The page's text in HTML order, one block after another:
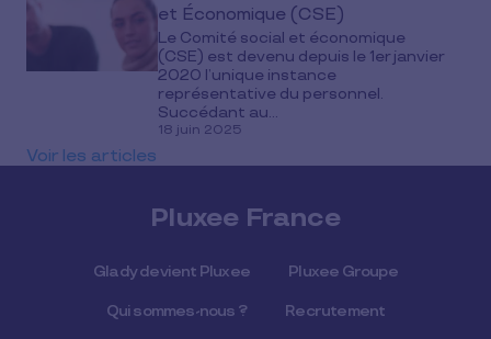
et Économique (CSE)
Le Comité social et économique
(CSE) est devenu depuis le 1er janvier
2020 l’unique instance
représentative du personnel.
Succédant au...
18 juin 2025
Voir les articles
Pluxee France
Glady devient Pluxee Pluxee Groupe
Qui sommes-nous ? Recrutement